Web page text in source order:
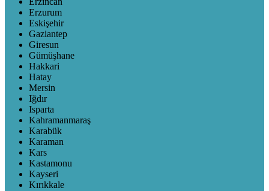
Erzurum
Eskişehir
Gaziantep
Giresun
Gümüşhane
Hakkari
Hatay
Mersin
Iğdır
Isparta
Kahramanmaraş
Karabük
Karaman
Kars
Kastamonu
Kayseri
Kırıkkale